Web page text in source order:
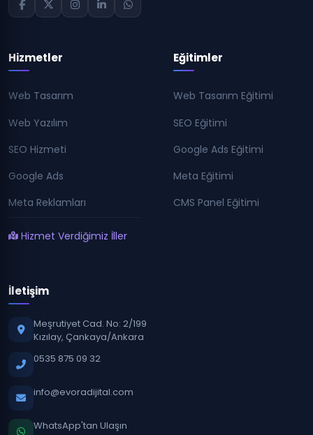
Hizmetler
Web Tasarım
Web Yazılım
SEO Hizmeti
Google Ads
Meta Reklamları
Hizmet Verdiğimiz İller
Eğitimler
Web Tasarım Eğitimi
SEO Eğitimi
Google Ads Eğitimi
Meta Eğitimi
CMS Panel Eğitimi
İletişim
Meşrutiyet Cad. No: 2/199
Kızılay, Çankaya/Ankara
0535 875 09 32
info@evoradijital.com
WhatsApp'tan Ulaşın